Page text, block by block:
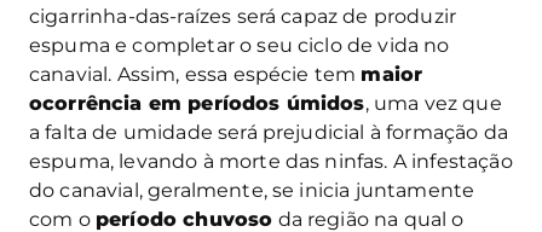
cigarrinha-das-raízes será capaz de produzir
espuma e completar o seu ciclo de vida no
canavial. Assim, essa espécie tem maior
ocorrência em períodos úmidos, uma vez que
a falta de umidade será prejudicial à formação da
espuma, levando à morte das ninfas. A infestação
do canavial, geralmente, se inicia juntamente
com o período chuvoso da região na qual o